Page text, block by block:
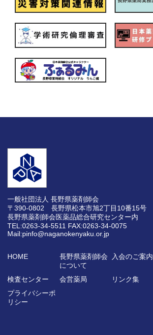
一般社団法人 長野県薬剤師会
〒390-0802 長野県松本市旭2丁目10番15号
長野県薬剤師会医薬品総合研究センター内
TEL:0263-34-5511 FAX:0263-34-0075
Mail:pinfo@naganokenyaku.or.jp
HOME
長野県薬剤師会
について
入会のご案内
検査センター 会営薬局 リンク集
プライバシーポ
リシー